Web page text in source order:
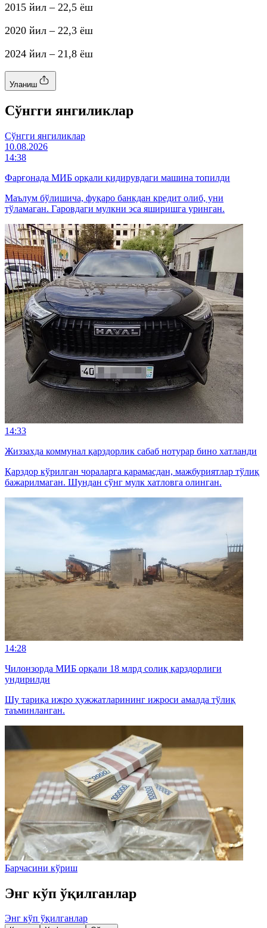
2015 йил – 22,5 ёш
2020 йил – 22,3 ёш
2024 йил – 21,8 ёш
Уланиш
Cўнгги янгиликлар
Cўнгги янгиликлар
10.08.2026
14:38
Фарғонада МИБ орқали қидирувдаги машина топилди
Маълум бўлишича, фуқаро банкдан кредит олиб, уни
тўламаган. Гаровдаги мулкни эса яширишга уринган.
14:33
Жиззахда коммунал қарздорлик сабаб нотурар бино хатланди
Қарздор кўрилган чораларга қарамасдан, мажбуриятлар тўлиқ
бажарилмаган. Шундан сўнг мулк хатловга олинган.
14:28
Чилонзорда МИБ орқали 18 млрд солиқ қарздорлиги
ундирилди
Шу тариқа ижро ҳужжатларининг ижроси амалда тўлиқ
таъминланган.
Барчасини кўриш
Энг кўп ўқилганлар
Энг кўп ўқилганлар